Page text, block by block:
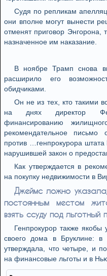
Судя по репликам
они вполне могут вынести
отменят приговор Энгорона,
назначенное им наказание.
В ноябре Трамп снова
расширило его
обидчиками.
Он не из тех, кто такими
на днях директор
финансированию
рекомендательное письмо
против …генпрокурора
нарушившей закон о
Как утверждается в
на покупку недвижимости в
Джеймс ложно
постоянным местом
взять ссуду под льготный
Генпрокурор также
своего дома в Бруклине:
утверждала, что четыре, и
на финансовые льготы и в